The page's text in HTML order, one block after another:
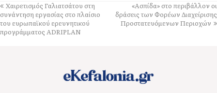
14:14
Επιβαρυμένη ατμόσφαιρα από τις πυρκαγιές: Τα μέτρα
προστασίας που συνιστά ο Πανελλήνιος Ιατρικός Σύλλογος
Χαιρετισμός Γαλιατσάτου στη
συνάντηση εργασίας στο πλαίσιο
του ευρωπαϊκού ερευνητικού
προγράμματος ADRIPLAN
«Ασπίδα» στο περιβάλλον οι
δράσεις των Φορέων Διαχείρισης
Προστατευόμενων Περιοχών